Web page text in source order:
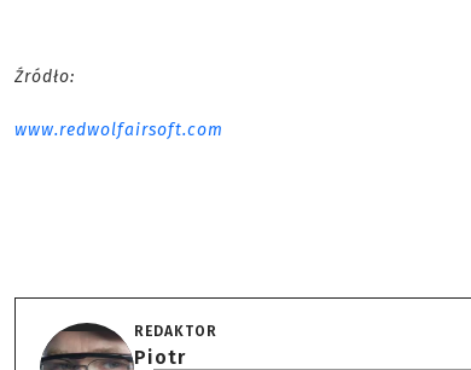
Źródło:
www.redwolfairsoft.com
REDAKTOR
Piotr